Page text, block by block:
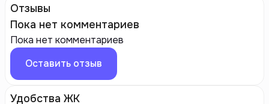
Отзывы
Пока нет комментариев
Пока нет комментариев
Оставить отзыв
Удобства ЖК